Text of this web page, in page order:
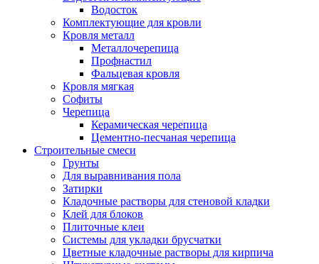
Водосток
Комплектующие для кровли
Кровля металл
Металлочерепица
Профнастил
Фальцевая кровля
Кровля мягкая
Софиты
Черепица
Керамическая черепица
Цементно-песчаная черепица
Строительные смеси
Грунты
Для выравнивания пола
Затирки
Кладочные растворы для стеновой кладки
Клей для блоков
Плиточные клеи
Системы для укладки брусчатки
Цветные кладочные растворы для кирпича